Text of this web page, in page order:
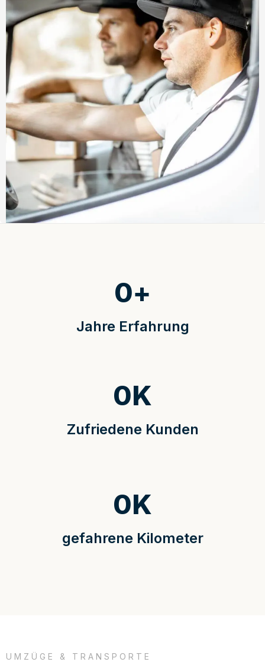
Jahre Erfahrung
0+
Zufriedene Kunden
0K
gefahrene Kilometer
0K
UMZÜGE & TRANSPORTE